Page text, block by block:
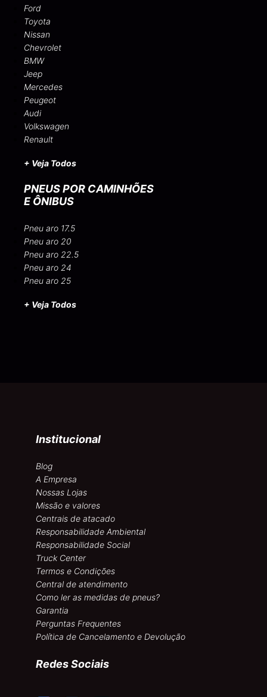
Ford
Toyota
Nissan
Chevrolet
BMW
Jeep
Mercedes
Peugeot
Audi
Volkswagen
Renault
+ Veja Todos
PNEUS POR CAMINHÕES
E ÔNIBUS
Pneu aro 17.5
Pneu aro 20
Pneu aro 22.5
Pneu aro 24
Pneu aro 25
+ Veja Todos
Institucional
Blog
A Empresa
Nossas Lojas
Missão e valores
Centrais de atacado
Responsabilidade Ambiental
Responsabilidade Social
Truck Center
Termos e Condições
Central de atendimento
Como ler as medidas de pneus?
Garantia
Perguntas Frequentes
Política de Cancelamento e Devolução
Redes Sociais